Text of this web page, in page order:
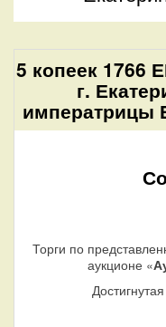
5 копеек 1766
г.
императрицы
Торги по
аукционе «